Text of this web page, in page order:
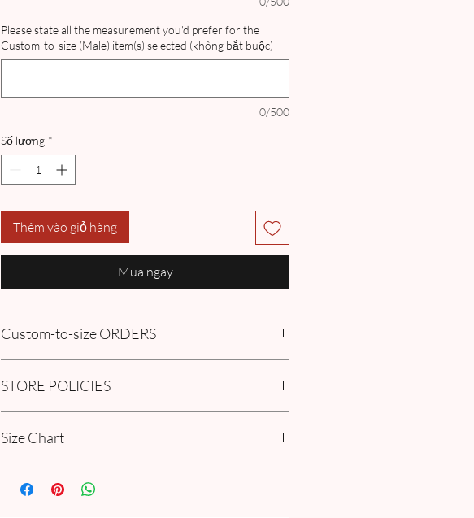
Please state all the measurement you'd prefer for the
Custom-to-size (Male) item(s) selected (không bắt buộc)
0/500
Số lượng *
Thêm vào giỏ hàng
Mua ngay
Custom-to-size ORDERS
information in ourFAQ
STORE POLICIES
Size Chart
Guide Chart and Measurement guide.